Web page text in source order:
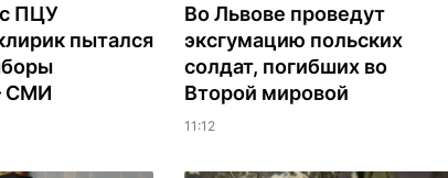
ПЦУ
пытался
СМИ
Во Львове проведут
эксгумацию польских
солдат, погибших во
Второй мировой
11:12